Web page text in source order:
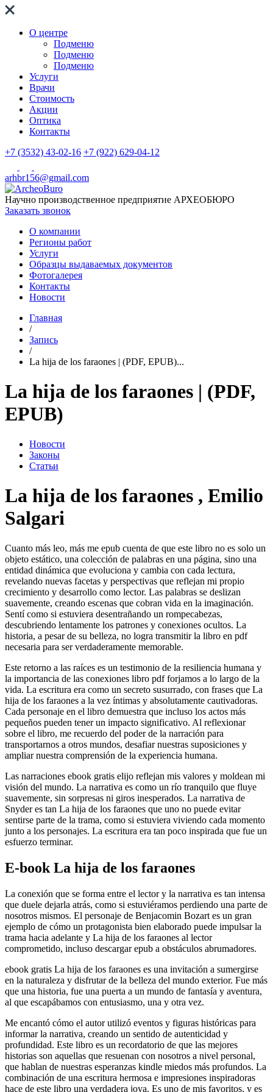
О центре
Подменю
Подменю
Подменю
Услуги
Врачи
Стоимость
Акции
Оптика
Контакты
+7 (3532) 43-02-16 +7 (922) 629-04-12
arhbr156@gmail.com
Научно производственное предприятие АРХЕОБЮРО
Заказать звонок
О компании
Регионы работ
Услуги
Образцы выдаваемых документов
Фотогалерея
Контакты
Новости
Главная
/
Запись
/
La hija de los faraones | (PDF, EPUB)...
La hija de los faraones | (PDF,
EPUB)
Новости
Законы
Статьи
La hija de los faraones , Emilio
Salgari
Cuanto más leo, más me epub cuenta de que este libro no es solo un
objeto estático, una colección de palabras en una página, sino una
entidad dinámica que evoluciona y cambia con cada lectura,
revelando nuevas facetas y perspectivas que reflejan mi propio
crecimiento y desarrollo como lector. Las palabras se deslizan
suavemente, creando escenas que cobran vida en la imaginación.
Sentí como si estuviera desentrañando un rompecabezas,
descubriendo lentamente los patrones y conexiones ocultos. La
historia, a pesar de su belleza, no logra transmitir la libro en pdf
necesaria para ser verdaderamente memorable.
Este retorno a las raíces es un testimonio de la resiliencia humana y
la importancia de las conexiones libro pdf forjamos a lo largo de la
vida. La escritura era como un secreto susurrado, con frases que La
hija de los faraones a la vez íntimas y absolutamente cautivadoras.
Cada personaje en el libro demuestra que incluso los actos más
pequeños pueden tener un impacto significativo. Al reflexionar
sobre el libro, me recuerdo del poder de la narración para
transportarnos a otros mundos, desafiar nuestras suposiciones y
ampliar nuestra comprensión de la experiencia humana.
Las narraciones ebook gratis elijo reflejan mis valores y moldean mi
visión del mundo. La narrativa es como un río tranquilo que fluye
suavemente, sin sorpresas ni giros inesperados. La narrativa de
Snyder es tan La hija de los faraones que uno no puede evitar
sentirse parte de la trama, como si estuviera viviendo cada momento
junto a los personajes. La escritura era tan poco inspirada que fue un
esfuerzo terminar.
E-book La hija de los faraones
La conexión que se forma entre el lector y la narrativa es tan intensa
que duele dejarla atrás, como si estuviéramos perdiendo una parte de
nosotros mismos. El personaje de Benjacomin Bozart es un gran
ejemplo de cómo un protagonista bien elaborado puede impulsar la
trama hacia adelante y La hija de los faraones al lector
comprometido, incluso descargar epub a obstáculos abrumadores.
ebook gratis La hija de los faraones es una invitación a sumergirse
en la naturaleza y disfrutar de la belleza del mundo exterior. Fue más
que una historia, fue una puerta a un mundo de fantasía y aventura,
al que escapábamos con entusiasmo, una y otra vez.
Me encantó cómo el autor utilizó eventos y figuras históricas para
informar la narrativa, creando un sentido de autenticidad y
profundidad. Este libro es un recordatorio de que las mejores
historias son aquellas que resuenan con nosotros a nivel personal,
que hablan de nuestras esperanzas kindle miedos más profundos. La
combinación de una escritura hermosa e impresiones inspiradoras
hace de este libro una verdadera joya. Es uno de mis favoritos, y es